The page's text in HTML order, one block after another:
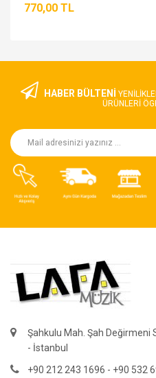
770,00 TL
HABER BÜLTENİ
ÜRÜNLERI
Şahkulu Mah. Şah Değirmeni
- İstanbul
+90 212 243 1696 - +90 532